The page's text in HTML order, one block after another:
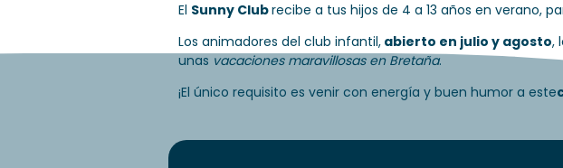
El Sunny Clubrecibe a tus hijos de 4 a 13 años en verano,
Los animadores del club infantil,abierto en julio y agosto,
unas vacaciones maravillosas en Bretaña.
¡El único requisito es venir con energía y buen humor a este